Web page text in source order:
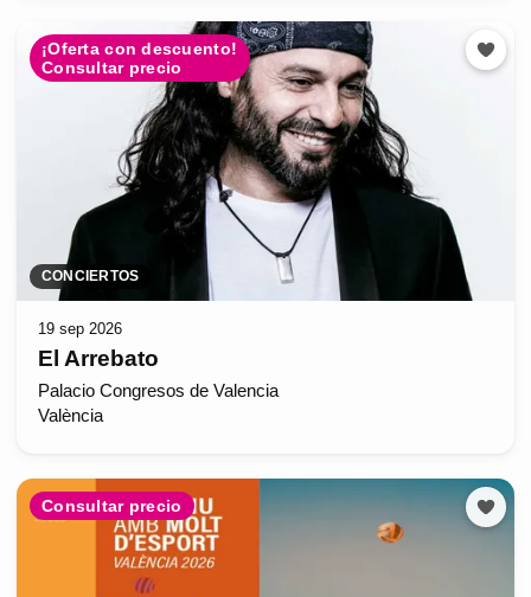
¡Oferta con descuento!
Consultar precio
CONCIERTOS
19 sep 2026
El Arrebato
Palacio Congresos de Valencia
València
Consultar precio